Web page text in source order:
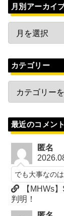
月別アーカイ
カテゴリー
最近のコメント
匿名
でも大事なの
【MHWs
判明！